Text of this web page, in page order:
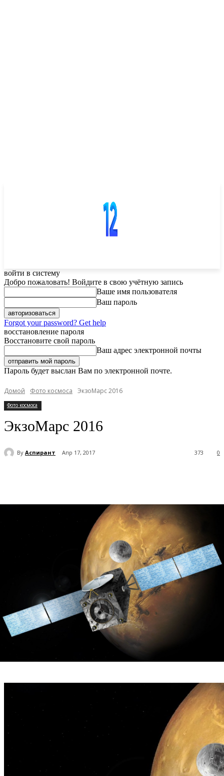
войти в систему
Добро пожаловать! Войдите в свою учётную запись
Ваше имя пользователя
Ваш пароль
Forgot your password? Get help
восстановление пароля
Восстановите свой пароль
Ваш адрес электронной почты
Пароль будет выслан Вам по электронной почте.
Домой Фото космоса ЭкзоМарс 2016
Фото космоса
ЭкзоМарс 2016
By Аспирант Апр 17, 2017 0
373